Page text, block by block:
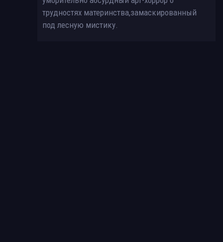
трудностях материнства,замаскированный
под лесную мистику.